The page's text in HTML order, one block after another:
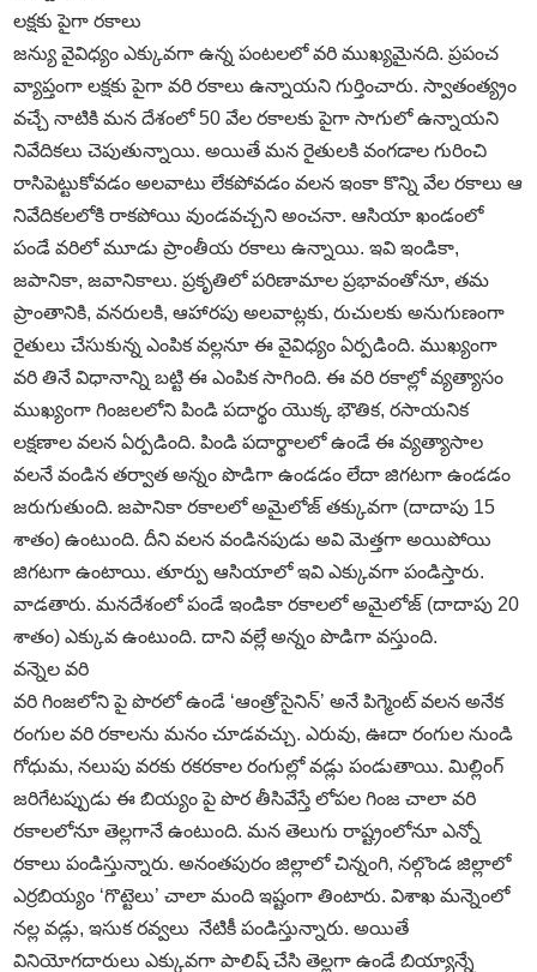
లక్షకు పైగా రకాలు
జన్యు వైవిధ్యం ఎక్కువగా ఉన్న పంటలలో వరి ముఖ్యమైనది. ప్రపంచ
వ్యాప్తంగా లక్షకు పైగా వరి రకాలు ఉన్నాయని గుర్తించారు. స్వాతంత్య్రం
వచ్చే నాటికి మన దేశంలో 50 వేల రకాలకు పైగా సాగులో ఉన్నాయని
నివేదికలు చెపుతున్నాయి. అయితే మన రైతులకి వంగడాల గురించి
రాసిపెట్టుకోవడం అలవాటు లేకపోవడం వలన ఇంకా కొన్ని వేల రకాలు ఆ
నివేదికలలోకి రాకపోయి వుండవచ్చని అంచనా. ఆసియా ఖండంలో
పండే వరిలో మూడు ప్రాంతీయ రకాలు ఉన్నాయి. ఇవి ఇండికా,
జపానికా, జవానికాలు. ప్రకృతిలో పరిణామాల ప్రభావంతోనూ, తమ
ప్రాంతానికి, వనరులకి, ఆహారపు అలవాట్లకు, రుచులకు అనుగుణంగా
రైతులు చేసుకున్న ఎంపిక వల్లనూ ఈ వైవిధ్యం ఏర్పడింది. ముఖ్యంగా
వరి తినే విధానాన్ని బట్టి ఈ ఎంపిక సాగింది. ఈ వరి రకాల్లో వ్యత్యాసం
ముఖ్యంగా గింజలలోని పిండి పదార్థం యొక్క భౌతిక, రసాయనిక
లక్షణాల వలన ఏర్పడింది. పిండి పదార్థాలలో ఉండే ఈ వ్యత్యాసాల
వలనే వండిన తర్వాత అన్నం పొడిగా ఉండడం లేదా జిగటగా ఉండడం
జరుగుతుంది. జపానికా రకాలలో అమైలోజ్‌ తక్కువగా (దాదాపు 15
శాతం) ఉంటుంది. దీని వలన వండినపుడు అవి మెత్తగా అయిపోయి
జిగటగా ఉంటాయి. తూర్పు ఆసియాలో ఇవి ఎక్కువగా పండిస్తారు.
వాడతారు. మనదేశంలో పండే ఇండికా రకాలలో అమైలోజ్‌ (దాదాపు 20
శాతం) ఎక్కువ ఉంటుంది. దాని వల్లే అన్నం పొడిగా వస్తుంది.
వన్నెల వరి
వరి గింజలోని పై పొరలో ఉండే ‘ఆంత్రోసైనిన్‌’ అనే పిగ్మెంట్‌ వలన అనేక
రంగుల వరి రకాలను మనం చూడవచ్చు. ఎరువు, ఊదా రంగుల నుండి
గోధుమ, నలుపు వరకు రకరకాల రంగుల్లో వడ్లు పండుతాయి. మిల్లింగ్‌
జరిగేటప్పుడు ఈ బియ్యం పై పొర తీసివేస్తే లోపల గింజ చాలా వరి
రకాలలోనూ తెల్లగానే ఉంటుంది. మన తెలుగు రాష్ట్రంలోనూ ఎన్నో
రకాలు పండిస్తున్నారు. అనంతపురం జిల్లాలో చిన్నంగి, నల్గొండ జిల్లాలో
ఎర్రబియ్యం ‘గొట్టెలు’ చాలా మంది ఇష్టంగా తింటారు. విశాఖ మన్నెంలో
నల్ల వడ్లు, ఇసుక రవ్వలు నేటికీ పండిస్తున్నారు. అయితే
వినియోగదారులు ఎక్కువగా పాలిష్‌ చేసి తెల్లగా ఉండే బియ్యాన్నే